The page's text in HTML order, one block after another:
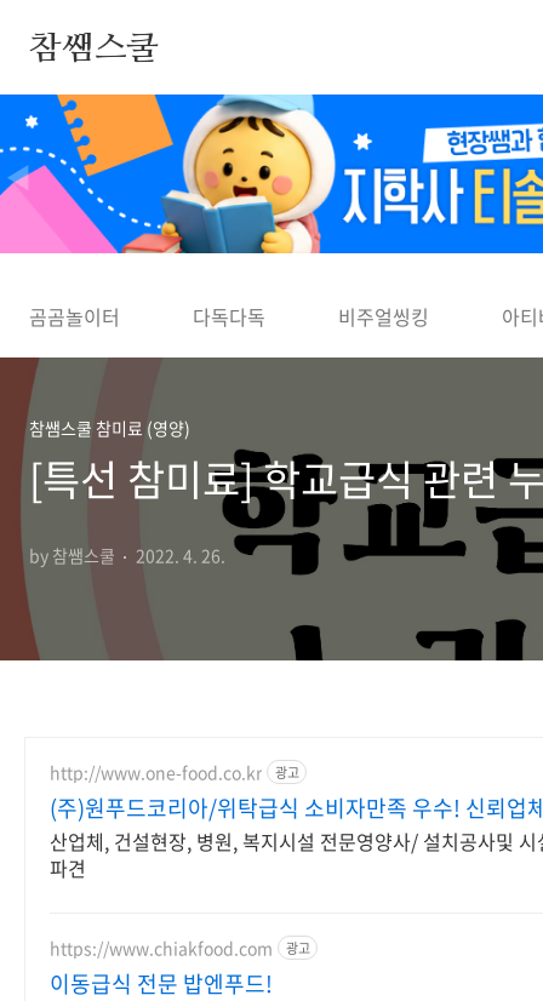
참쌤스쿨
◀
곰곰놀이터 다독다독 비주얼씽킹 아
참쌤스쿨 참미료 (영양)
[특선 참미료] 학교급식 관련
by 참쌤스쿨 2022. 4. 26.
http://www.one-food.co.kr 광고
(주)원푸드코리아/위탁급식 소비자만족 우수! 신뢰업
산업체, 건설현장, 병원, 복지시설 전문영양사/ 설치공사및
파견
https://www.chiakfood.com 광고
이동급식 전문 밥엔푸드!